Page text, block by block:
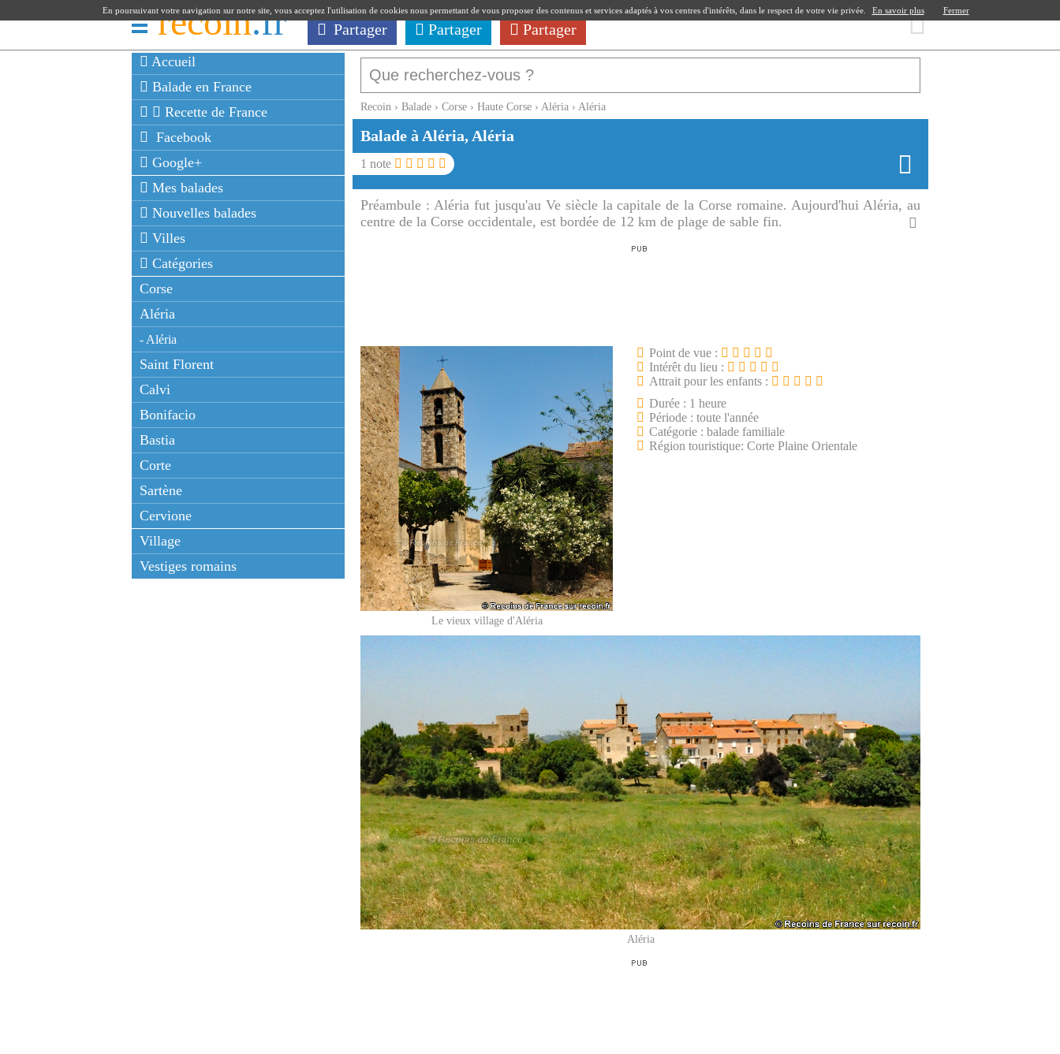
recoin.fr Partager Partager Partager
Accueil
Balade en France
Recette de France
Facebook
Google+
Mes balades
Nouvelles balades
Villes
Catégories
Corse
Aléria
- Aléria
Saint Florent
Calvi
Bonifacio
Bastia
Corte
Sartène
Cervione
Village
Vestiges romains
Recoin › Balade › Corse › Haute Corse › Aléria › Aléria
Balade à Aléria, Aléria
1 note
Préambule : Aléria fut jusqu'au Ve siècle la capitale de la Corse romaine. Aujourd'hui Aléria, au
centre de la Corse occidentale, est bordée de 12 km de plage de sable fin.
Le vieux village d'Aléria
Point de vue :
Intérêt du lieu :
Attrait pour les enfants :
Durée : 1 heure
Période : toute l'année
Catégorie : balade familiale
Région touristique: Corte Plaine Orientale
Aléria
En poursuivant votre navigation sur notre site, vous acceptez l'utilisation de cookies nous permettant de vous proposer des contenus et services adaptés à vos centres d'intérêts, dans le respect de votre vie privée. En savoir plus Fermer